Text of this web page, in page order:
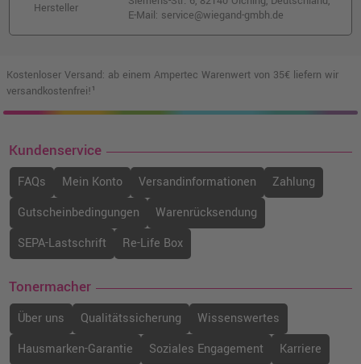
Hersteller
E-Mail: service@wiegand-gmbh.de
Kostenloser Versand: ab einem Ampertec Warenwert von 35€ liefern wir
versandkostenfrei!¹
Kundenservice
FAQs Mein Konto Versandinformationen
Zahlung
Gutscheinbedingungen
Warenrücksendung
SEPA-Lastschrift
Re-Life Box
Tonermacher
Über uns Qualitätssicherung
Wissenswertes
Hausmarken-Garantie
Soziales Engagement
Karriere